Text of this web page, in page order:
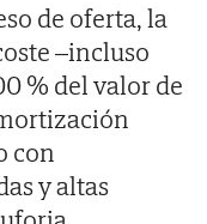
de oferta, la
–incluso
% del valor de
con
y altas